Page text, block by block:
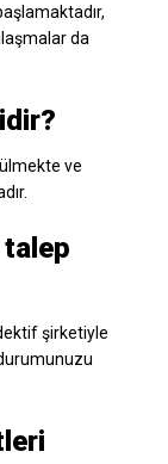
da
ve
şirketiyle